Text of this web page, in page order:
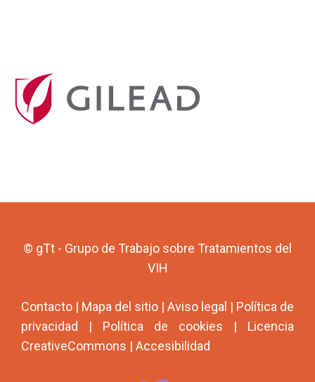
© gTt - Grupo de Trabajo sobre Tratamientos del
VIH
Contacto | Mapa del sitio | Aviso legal | Política de
privacidad | Política de cookies | Licencia
CreativeCommons | Accesibilidad